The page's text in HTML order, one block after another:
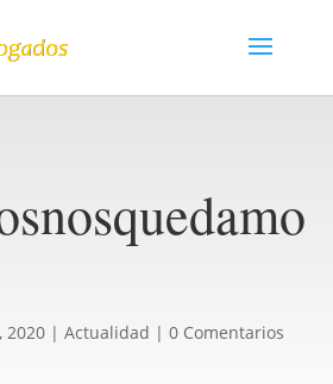
2020 |Actualidad |0 Comentarios